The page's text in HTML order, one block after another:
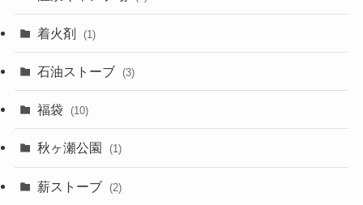
着火剤 (1)
石油ストーブ (3)
福袋 (10)
秋ヶ瀬公園 (1)
薪ストーブ (2)